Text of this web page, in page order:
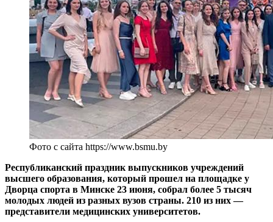
Фото с сайта https://www.bsmu.by
Республиканский праздник выпускников учреждений
высшего образования, который прошел на площадке у
Дворца спорта в Минске 23 июня, собрал более 5 тысяч
молодых людей из разных вузов страны. 210 из них —
представители медицинских университетов.